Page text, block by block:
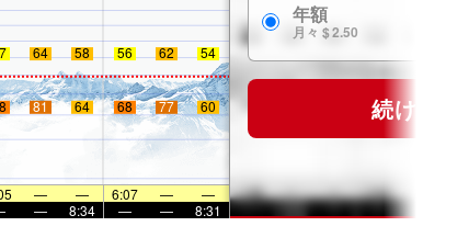
64 58 56 62 54
81 64 68 77 60
— — 6:07 —
—
— 8:34 — — 8:31
年額
月々 $ 2.50
続ける